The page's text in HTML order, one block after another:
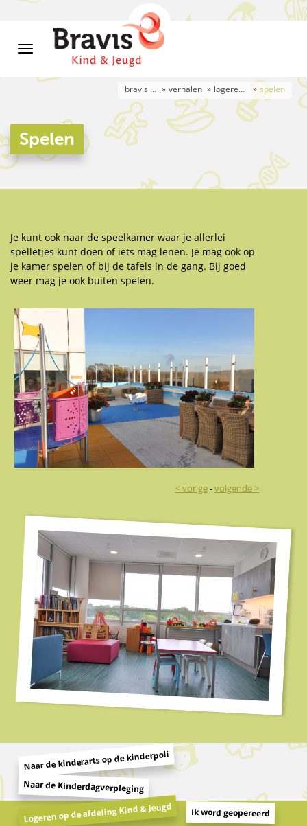
bravis kind & jeugd 7-12 jaar verhalen logeren op de afdeling kind & jeugd spelen
Spelen
Je kunt ook naar de speelkamer waar je allerlei
spelletjes kunt doen of iets mag lenen. Je mag ook op
je kamer spelen of bij de tafels in de gang. Bij goed
weer mag je ook buiten spelen.
< vorige-volgende >
Naar de kinderarts op de kinderpoli
Naar de Kinderdagverpleging
Logeren op de afdeling Kind & Jeugd Ik word geopereerd